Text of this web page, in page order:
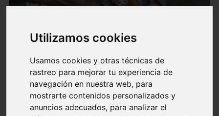
Utilizamos cookies
Usamos cookies y otras técnicas de
rastreo para mejorar tu experiencia de
navegación en nuestra web, para
mostrarte contenidos personalizados y
anuncios adecuados, para analizar el
En África harán lo que parecía imposible: Utilizarán
moléculas de agua para cocinar sus alimentos